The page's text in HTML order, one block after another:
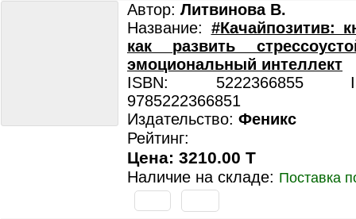
Автор: Литвинова В.
Название: #Качайпозитив:
как развить
эмоциональный интеллект
ISBN: 5222366855
9785222366851
Издательство: Феникс
Рейтинг:
Цена: 3210.00 T
Наличие на складе: Поставка